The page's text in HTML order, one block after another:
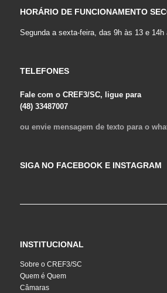
HORÁRIO DE FUNCIONAMENTO
Segunda a sexta-feira, das 9h às 13 e 14h
TELEFONES
Fale com o CREF3/SC, ligue para
(48) 33487007
ou envie mensagem de texto para o
SIGA NO FACEBOOK E INSTAGRAM
INSTITUCIONAL
Sobre o CREF3/SC
Quem é Quem
Câmaras